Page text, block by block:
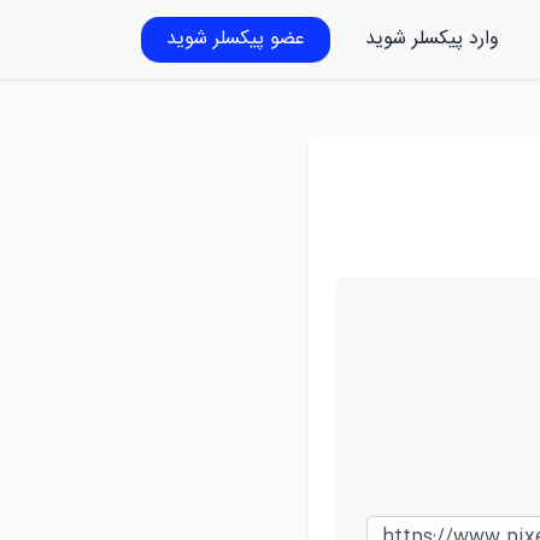
وارد پیکسلر شوید عضو پیکسلر شوید